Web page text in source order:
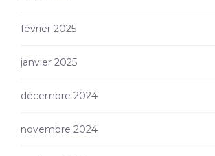
février 2025
janvier 2025
décembre 2024
novembre 2024